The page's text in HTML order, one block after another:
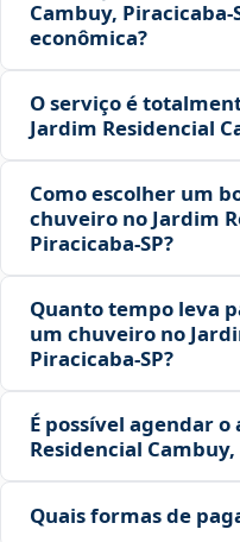
Cambuy,
econômica?
O serviço é
Jardim Residencial
Como escolher um
chuveiro no Jardim
Piracicaba‑SP?
Quanto tempo leva
um chuveiro no
Piracicaba‑SP?
É possível agendar
Residencial Cambuy,
Quais formas de